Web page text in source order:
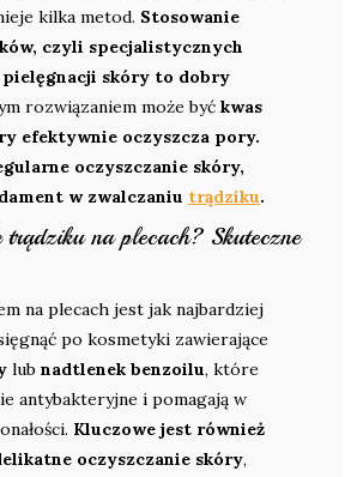
kilka metod. Stosowanie
czyli specjalistycznych
skóry to dobry
rozwiązaniem może być kwas
efektywnie oczyszcza pory.
oczyszczanie skóry,
w zwalczaniu trądziku.
trądziku na plecach? Skuteczne
na plecach jest jak najbardziej
po kosmetyki zawierające
lub nadtlenek benzoilu, które
antybakteryjne i pomagają w
Kluczowe jest również
oczyszczanie skóry,